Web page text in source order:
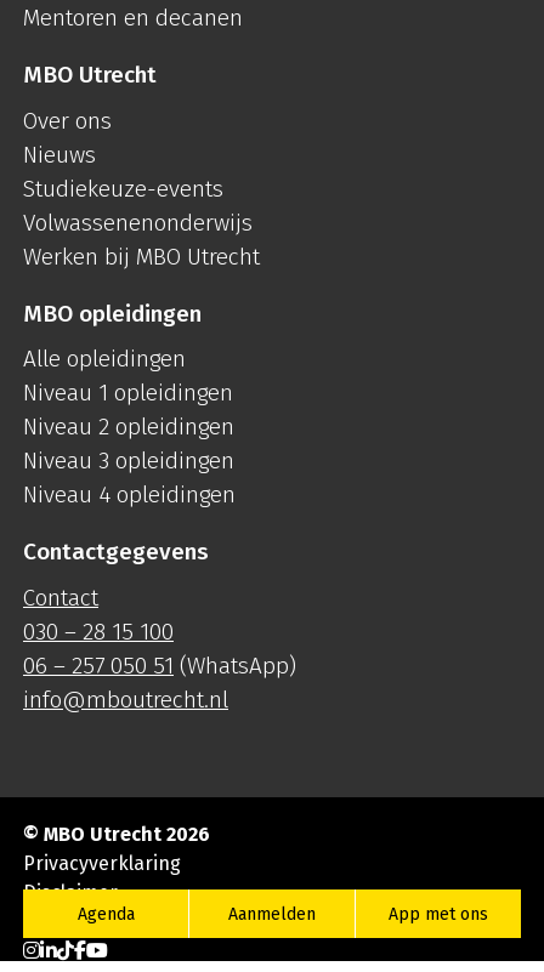
Agenda Aanmelden App met ons
Mentoren en decanen
MBO Utrecht
Over ons
Nieuws
Studiekeuze-events
Volwassenenonderwijs
Werken bij MBO Utrecht
MBO opleidingen
Alle opleidingen
Niveau 1 opleidingen
Niveau 2 opleidingen
Niveau 3 opleidingen
Niveau 4 opleidingen
Contactgegevens
Contact
030 – 28 15 100
06 – 257 050 51 (WhatsApp)
info@mboutrecht.nl
© MBO Utrecht 2026
Privacyverklaring
Disclaimer
Cookieverklaring
Ga naar Instagram
Ga naar LinkedIn
Ga naar TikTok
Ga naar Facebook
Ga naar YouTube